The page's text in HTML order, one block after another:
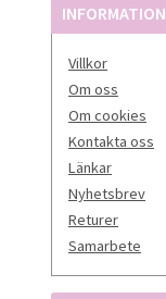
INFORMATION
Villkor
Om oss
Om cookies
Kontakta oss
Länkar
Nyhetsbrev
Returer
Samarbete